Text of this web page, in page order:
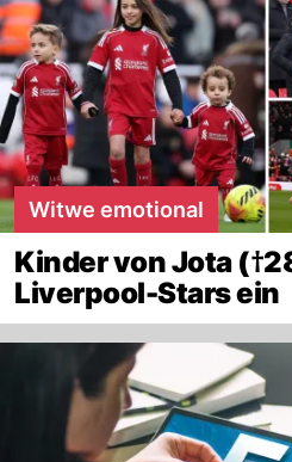
Witwe emotional
Kinder von Jota
Liverpool-Stars ein